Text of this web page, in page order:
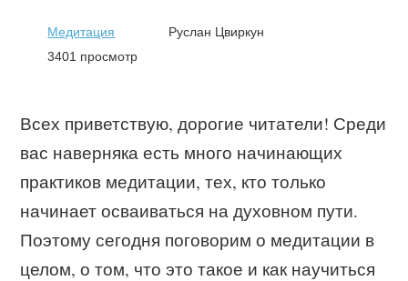
Медитация
Руслан Цвиркун
3401 просмотр
Всех приветствую, дорогие читатели! Среди
вас наверняка есть много начинающих
практиков медитации, тех, кто только
начинает осваиваться на духовном пути.
Поэтому сегодня поговорим о медитации в
целом, о том, что это такое и как научиться